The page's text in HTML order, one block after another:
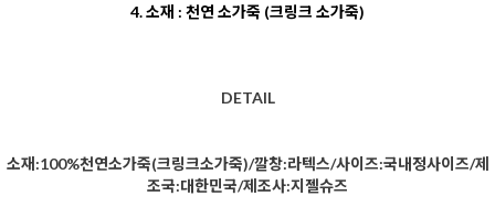
4. 소재 : 천연 소가죽 (크링크 소가죽)
DETAIL
소재:100%천연소가죽(크링크소가죽)/깔창:라텍스/사이즈:국내정사이즈/제
조국:대한민국/제조사:지젤슈즈